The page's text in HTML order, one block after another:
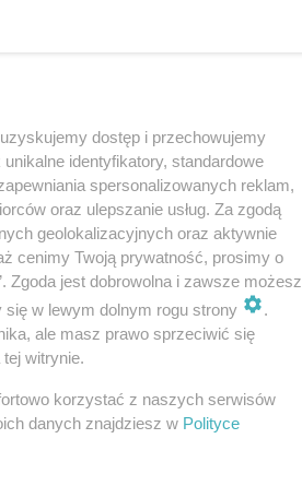
dostęp i przechowujemy
identyfikatory, standardowe
spersonalizowanych reklam,
oraz ulepszanie usług. Za zgodą
geolokalizacyjnych oraz aktywnie
cenimy Twoją prywatność, prosimy o
Zgoda jest dobrowolna i zawsze możesz
w lewym dolnym rogu strony
.
ale masz prawo sprzeciwić się
witrynie.
korzystać z naszych serwisów
danych znajdziesz w Polityce